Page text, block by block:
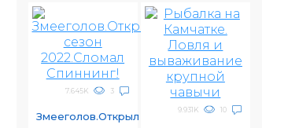
7.645K 3
Змееголов.Открыл
9.931K 10